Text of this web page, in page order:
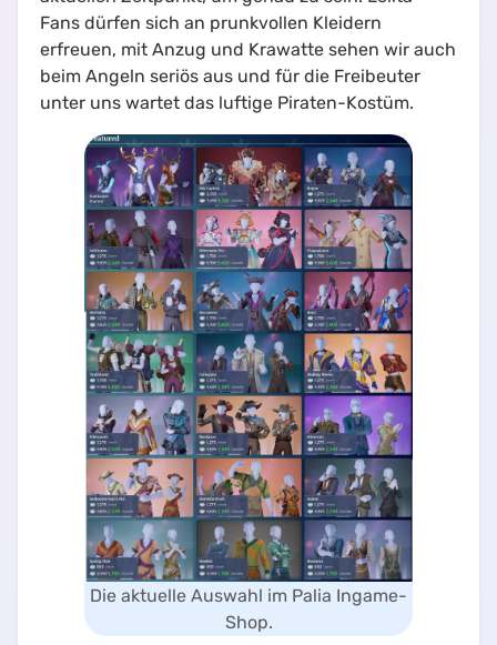
Fans dürfen sich an prunkvollen Kleidern
erfreuen, mit Anzug und Krawatte sehen wir auch
beim Angeln seriös aus und für die Freibeuter
unter uns wartet das luftige Piraten-Kostüm.
Die aktuelle Auswahl im Palia Ingame-
Shop.